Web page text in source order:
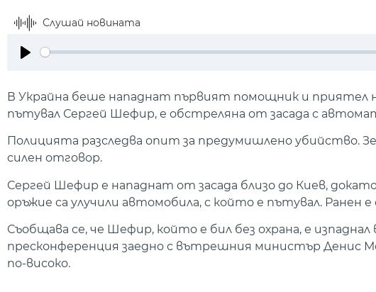
Слушай новината
В Украйна беше нападнат първият помощник и приятел
пътувал Сергей Шефир, е обстреляна от засада с
Полицията разследва опит за предумишлено убийство.
силен отговор.
Сергей Шефир е нападнат от засада близо до Киев,
оръжие са улучили автомобила, с който е пътувал. Ранен
Съобщава се, че Шефир, който е бил без охрана, е
пресконференция заедно с вътрешния министър Денис
по-високо.